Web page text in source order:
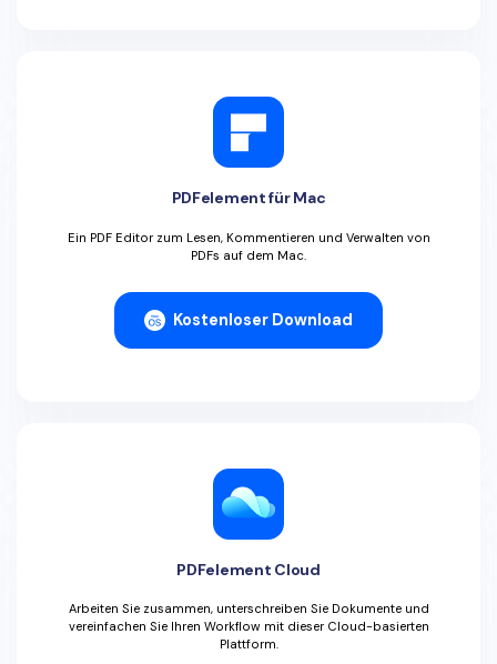
Laden Sie die leistungsstärksten und einfachsten PDF-Tools
PDFelement für Mac
Ein PDF Editor zum Lesen, Kommentieren und Verwalten von
PDFs auf dem Mac.
Kostenloser Download
PDFelement Cloud
Arbeiten Sie zusammen, unterschreiben Sie Dokumente und
vereinfachen Sie Ihren Workflow mit dieser Cloud-basierten
Plattform.